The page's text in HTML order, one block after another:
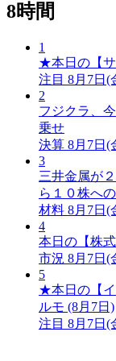
8時間
1
★本日の【サ
注目 8月7日(
2
フジクラ、
乗せ
決算 8月7日(
3
三井金属が
ら１０株へ
材料 8月7日(
4
本日の【株
市況 8月7日(
5
★本日の【イ
ルモ (8月7日)
注目 8月7日(